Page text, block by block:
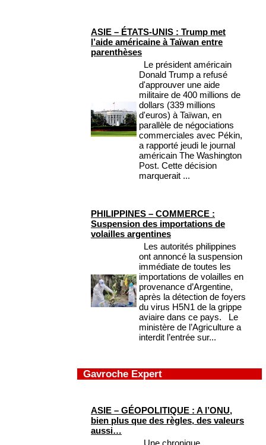
ASIE – ÉTATS-UNIS : Trump met
l’aide américaine à Taïwan entre
parenthèses
Le président américain
Donald Trump a refusé
d'approuver une aide
militaire de 400 millions de
dollars (339 millions
d'euros) à Taïwan, en
parallèle de négociations
commerciales avec Pékin,
a rapporté jeudi le journal
américain The Washington
Post. Cette décision
marquerait ...
PHILIPPINES – COMMERCE :
Suspension des importations de
volailles argentines
Les autorités philippines
ont annoncé la suspension
immédiate de toutes les
importations de volailles en
provenance d’Argentine,
après la détection de foyers
du virus H5N1 de la grippe
aviaire dans ce pays. Le
ministère de l’Agriculture a
interdit l’entrée sur...
Gavroche Expert
ASIE – GÉOPOLITIQUE : A l’ONU,
bien plus que des règles, des valeurs
aussi…